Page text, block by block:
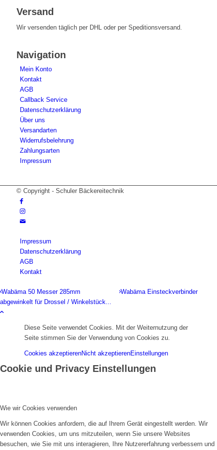
Versand
Wir versenden täglich per DHL oder per Speditionsversand.
Navigation
Mein Konto
Kontakt
AGB
Callback Service
Datenschutzerklärung
Über uns
Versandarten
Widerrufsbelehrung
Zahlungsarten
Impressum
© Copyright - Schuler Bäckereitechnik
Impressum
Datenschutzerklärung
AGB
Kontakt
Wabäma 50 Messer 285mm
Wabäma Einsteckverbinder
abgewinkelt für Drossel / Winkelstück...
Diese Seite verwendet Cookies. Mit der Weiternutzung der
Seite stimmen Sie der Verwendung von Cookies zu.
Cookies akzeptierenNicht akzeptierenEinstellungen
Cookie und Privacy Einstellungen
Wie wir Cookies verwenden
Wir können Cookies anfordern, die auf Ihrem Gerät eingestellt werden. Wir
verwenden Cookies, um uns mitzuteilen, wenn Sie unsere Websites
besuchen, wie Sie mit uns interagieren, Ihre Nutzererfahrung verbessern und